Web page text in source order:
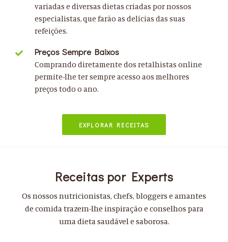
variadas e diversas dietas criadas por nossos
especialistas, que farão as delícias das suas
refeições.
Preços Sempre Baixos
Comprando diretamente dos retalhistas online
permite-lhe ter sempre acesso aos melhores
preços todo o ano.
EXPLORAR RECEITAS
Receitas por Experts
Os nossos nutricionistas, chefs, bloggers e amantes
de comida trazem-lhe inspiração e conselhos para
uma dieta saudável e saborosa.